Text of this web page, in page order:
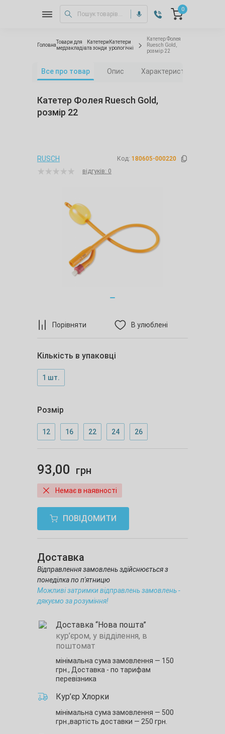
0
Головна
Товари для
медзакладів
Катетери
та зонди
Катетери
урологічні
Катетер Фолея
Ruesch Gold,
розмір 22
Все про товар Опис Характеристики
Порівняти В улюблені
Катетер Фолея Ruesch Gold,
розмір 22
RUSCH Код: 180605-000220
відгуків: 0
Кількість в упаковці
1 шт.
Розмір
12 16 22 24 26
93,00 грн
Немає в наявності
ПОВІДОМИТИ
Доставка
Відправлення замовлень здійснюється з
понеділка по п'ятницю
Можливі затримки відправлень замовлень -
дякуємо за розуміння!
Доставка “Нова пошта”
кур’єром, у відділення, в
поштомат
мінімальна сума замовлення — 150
грн., Доставка - по тарифам
перевізника
Кур’єр Хлорки
мінімальна сума замовлення — 500
грн.,вартість доставки — 250 грн.